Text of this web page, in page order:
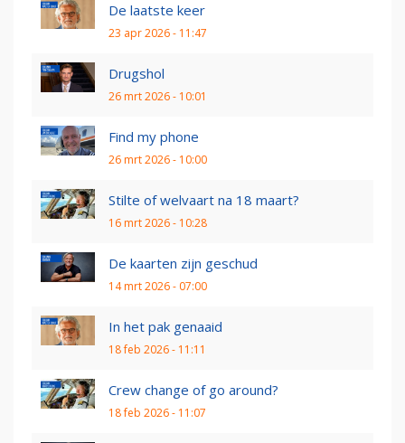
De laatste keer
23 apr 2026 - 11:47
Drugshol
26 mrt 2026 - 10:01
Find my phone
26 mrt 2026 - 10:00
Stilte of welvaart na 18 maart?
16 mrt 2026 - 10:28
De kaarten zijn geschud
14 mrt 2026 - 07:00
In het pak genaaid
18 feb 2026 - 11:11
Crew change of go around?
18 feb 2026 - 11:07